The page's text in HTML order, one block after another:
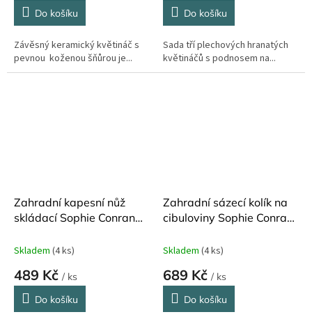
Do košíku
Závěsný keramický květináč s
pevnou koženou šňůrou je...
Do košíku
Sada tří plechových hranatých
květináčů s podnosem na...
Zahradní kapesní nůž
skládací Sophie Conran
Skladem (4 ks)
489 Kč / ks
Do košíku
Zahradní sázecí kolík na
cibuloviny Sophie Conran
Skladem (4 ks)
689 Kč / ks
Do košíku